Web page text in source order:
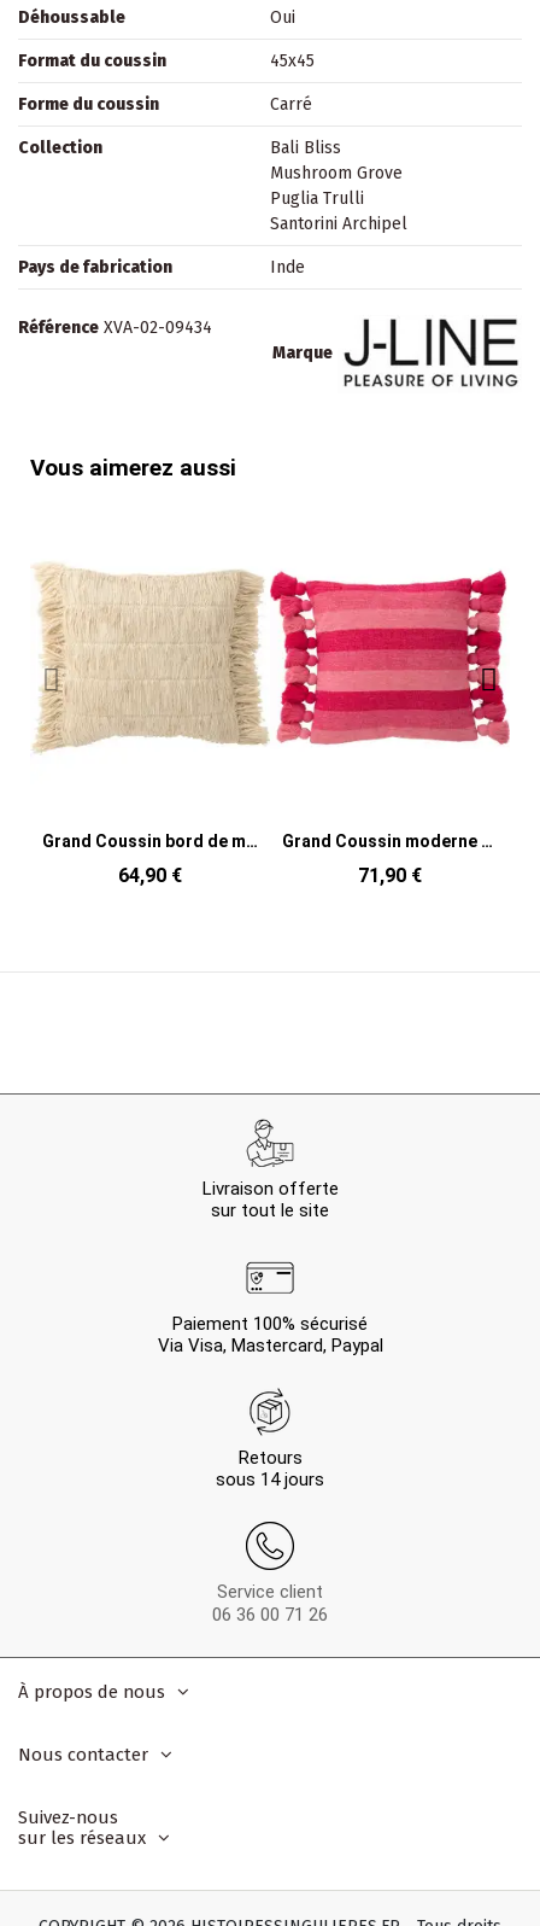
Déhoussable Oui
Format du coussin 45x45
Forme du coussin Carré
Collection
Bali Bliss
Mushroom Grove
Puglia Trulli
Santorini Archipel
Pays de fabrication Inde
Marque
Référence XVA-02-09434
Vous aimerez aussi
Grand Coussin bord de mer Carré 50x50 en Coton Blanc crème Avec franges Breeze
64,90 €
Grand Coussin moderne Carré 50x50 en Coton Rose Avec pompons Motif lignes Tazi
71,90 €
Livraison offerte
sur tout le site
Paiement 100% sécurisé
Via Visa, Mastercard, Paypal
Retours
sous 14 jours
Service client
06 36 00 71 26
À propos de nous
Nous contacter
Suivez-nous
sur les réseaux